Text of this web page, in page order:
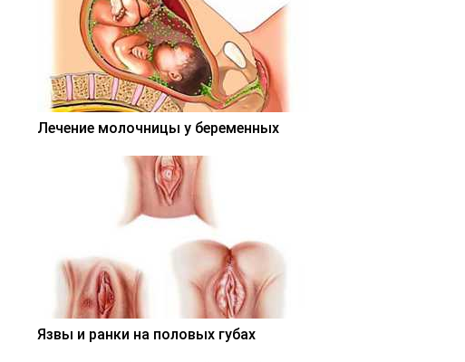
Лечение молочницы у беременных
Язвы и ранки на половых губах